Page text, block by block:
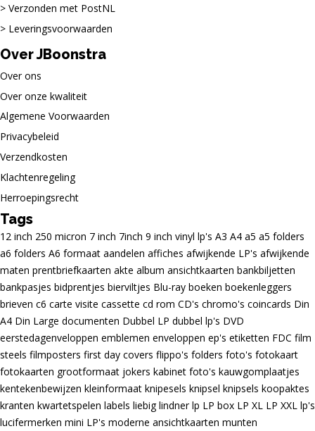
Verzonden met PostNL
Leveringsvoorwaarden
Over JBoonstra
Over ons
Over onze kwaliteit
Algemene Voorwaarden
Privacybeleid
Verzendkosten
Klachtenregeling
Herroepingsrecht
Tags
12 inch 250 micron 7 inch 7inch 9 inch vinyl lp's A3 A4 a5 a5 folders
a6 folders A6 formaat aandelen affiches afwijkende LP's afwijkende
maten prentbriefkaarten akte album ansichtkaarten bankbiljetten
bankpasjes bidprentjes bierviltjes Blu-ray boeken boekenleggers
brieven c6 carte visite cassette cd rom CD's chromo's coincards Din
A4 Din Large documenten Dubbel LP dubbel lp's DVD
eerstedagenveloppen emblemen enveloppen ep's etiketten FDC film
steels filmposters first day covers flippo's folders foto's fotokaart
fotokaarten grootformaat jokers kabinet foto's kauwgomplaatjes
kentekenbewijzen kleinformaat knipesels knipsel knipsels koopaktes
kranten kwartetspelen labels liebig lindner lp LP box LP XL LP XXL lp's
lucifermerken mini LP's moderne ansichtkaarten munten